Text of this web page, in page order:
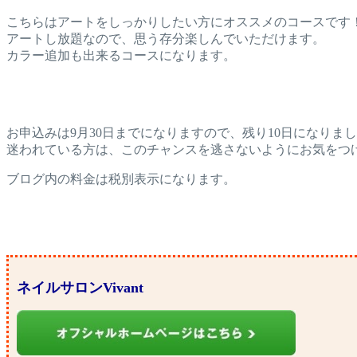
こちらはアートをしっかりしたい方にオススメのコースです！
アートし放題なので、思う存分楽しんでいただけます。
カラー追加も出来るコースになります。
お申込みは9月30日までになりますので、残り10日になりまし
迷われている方は、このチャンスを逃さないようにお気をつ
ブログ内の料金は税別表示になります。
ネイルサロンVivant